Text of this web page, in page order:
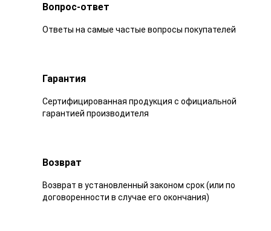
Вопрос-ответ
Ответы на самые частые вопросы покупателей
Гарантия
Сертифицированная продукция с официальной
гарантией производителя
Возврат
Возврат в установленный законом срок (или по
договоренности в случае его окончания)